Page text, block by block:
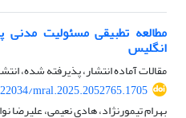
مطالعه تطبیقی مسئولیت
انگلیس
مقالات آماده انتشار، پذیرفته شده،
mral.2025.2052765.1705
بهرام تیمورنژاد، هادی نعیمی، علیرضا